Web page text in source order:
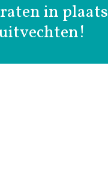
in plaats